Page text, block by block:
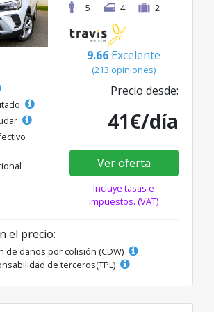
5
4 2
9.66 Excelente
(213 opiniones)
Precio desde:
41€/día
Ver oferta
Incluye tasas e
impuestos. (VAT)
el precio:
de daños por colisión (CDW)
de terceros(TPL)